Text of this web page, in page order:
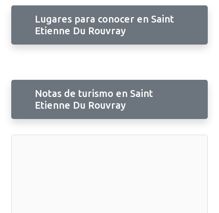
Lugares para conocer en Saint
Etienne Du Rouvray
Notas de turismo en Saint
Etienne Du Rouvray